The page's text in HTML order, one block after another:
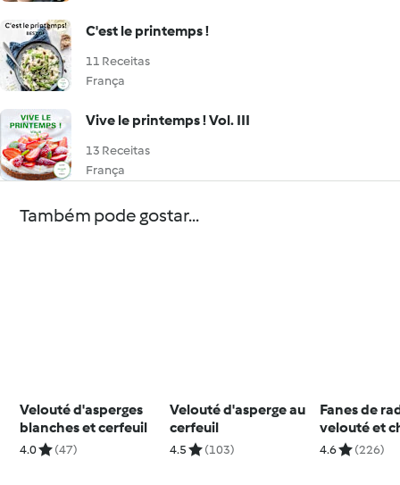
C'est le printemps !
11 Receitas
França
Vive le printemps ! Vol. III
13 Receitas
França
Também pode gostar...
Velouté d'asperges
blanches et cerfeuil
4.0 (47)
Velouté d'asperge au
cerfeuil
4.5 (103)
Fanes de
velouté et
croustillant
4.6 (226)